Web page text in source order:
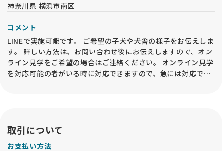
神奈川県 横浜市南区
コメント
LINEで実施可能です。 ご希望の子犬や犬舎の様子をお伝えしま
す。 詳しい方法は、お問い合わせ後にお伝えしますので、オン
ライン見学をご希望の場合はご連絡ください。 オンライン見学
を対応可能の者がいる時に対応できますので、急には対応でき
取引について
お支払い方法